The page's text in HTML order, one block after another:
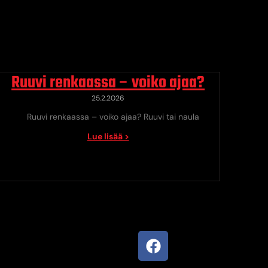
Ruuvi renkaassa – voiko ajaa?
25.2.2026
Ruuvi renkaassa – voiko ajaa? Ruuvi tai naula
Lue lisää >